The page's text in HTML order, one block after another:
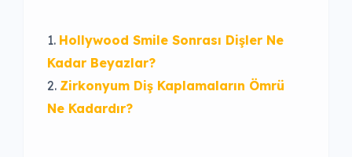
Hollywood Smile Sonrası Dişler Ne
Kadar Beyazlar?
Zirkonyum Diş Kaplamaların Ömrü
Ne Kadardır?